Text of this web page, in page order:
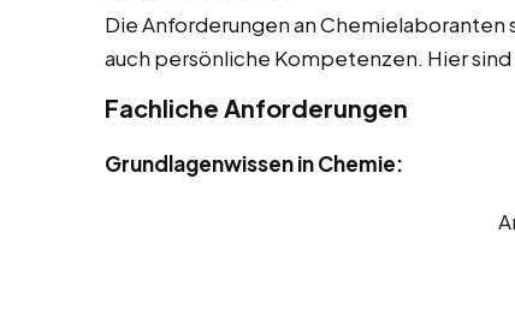
Die Anforderungen an Chemielaboranten
auch persönliche Kompetenzen. Hier
Fachliche Anforderungen
Grundlagenwissen in Chemie: